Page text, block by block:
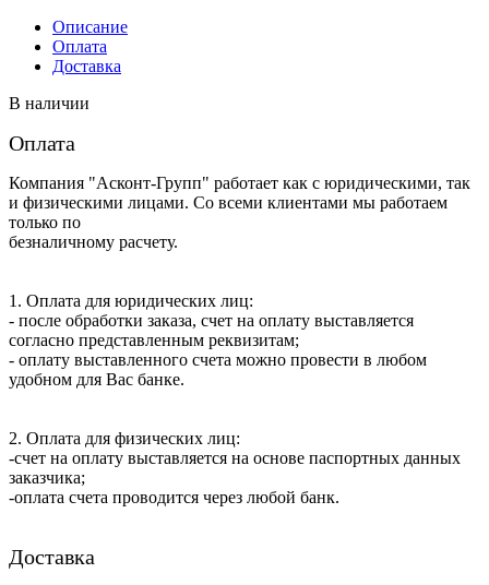
I
Описание
Оплата
Доставка
В наличии
Оплата
Компания "Асконт-Групп" работает как с юридическими, так
и физическими лицами. Со всеми клиентами мы работаем
только по
безналичному расчету.
1. Оплата для юридических лиц:
- после обработки заказа, счет на оплату выставляется
согласно представленным реквизитам;
- оплату выставленного счета можно провести в любом
удобном для Вас банке.
2. Оплата для физических лиц:
-счет на оплату выставляется на основе паспортных данных
заказчика;
-оплата счета проводится через любой банк.
Доставка